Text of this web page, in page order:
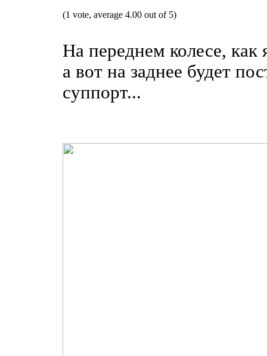
(1 vote, average 4.00 out of 5)
На переднем колесе, как
а вот на заднее будет
суппорт...